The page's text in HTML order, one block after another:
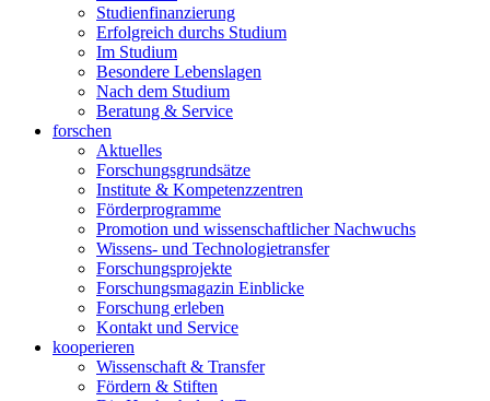
Studienfinanzierung
Erfolgreich durchs Studium
Im Studium
Besondere Lebenslagen
Nach dem Studium
Beratung & Service
forschen
Aktuelles
Forschungsgrundsätze
Institute & Kompetenzzentren
Förderprogramme
Promotion und wissenschaftlicher Nachwuchs
Wissens- und Technologietransfer
Forschungsprojekte
Forschungsmagazin Einblicke
Forschung erleben
Kontakt und Service
kooperieren
Wissenschaft & Transfer
Fördern & Stiften